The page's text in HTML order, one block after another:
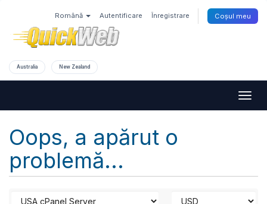
Română Autentificare Înregistrare Coșul meu
Australia New Zealand
Oops, a apărut o
problemă...